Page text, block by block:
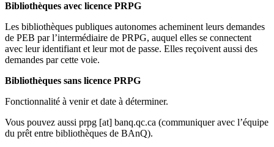
Bibliothèques avec licence PRPG
Les bibliothèques publiques autonomes acheminent leurs demandes
de PEB par l’intermédiaire de PRPG, auquel elles se connectent
avec leur identifiant et leur mot de passe. Elles reçoivent aussi des
demandes par cette voie.
Bibliothèques sans licence PRPG
Fonctionnalité à venir et date à déterminer.
Vous pouvez aussi prpg [at] banq.qc.ca (communiquer avec l’équipe
du prêt entre bibliothèques de BAnQ).